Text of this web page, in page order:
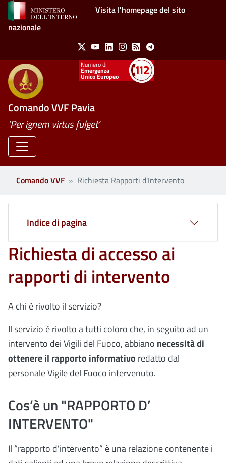
Salta al contenuto principaleVisita l'homepage del sito
nazionale
Social Menu
X YoutubeLinkedinInstagram
Feed Telegram
Emergenza
Unico Europeo
Comando VVF Pavia
’Per ignem virtus fulget’
Comando VVF Richiesta Rapporti d'Intervento
Richiesta di accesso ai
rapporti di intervento
A chi è rivolto il servizio?
Il servizio è rivolto a tutti coloro che, in seguito ad un
intervento dei Vigili del Fuoco, abbiano necessità di
ottenere il rapporto informativo redatto dal
personale Vigile del Fuoco intervenuto.
Cos’è un "RAPPORTO D’
INTERVENTO"
Il “rapporto d'intervento” è una relazione contenente i
Indice di pagina